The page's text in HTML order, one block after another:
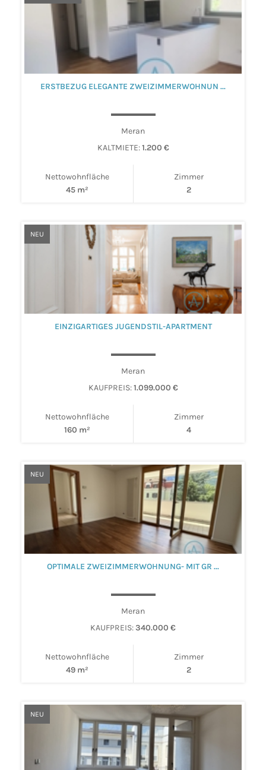
ERSTBEZUG ELEGANTE ZWEIZIMMERWOHNUN ...
Meran
KALTMIETE: 1.200 €
Nettowohnfläche
45 m²
Zimmer
2
NEU
EINZIGARTIGES JUGENDSTIL-APARTMENT
Meran
KAUFPREIS: 1.099.000 €
Nettowohnfläche
160 m²
Zimmer
4
NEU
OPTIMALE ZWEIZIMMERWOHNUNG- MIT GR ...
Meran
KAUFPREIS:340.000 €
Nettowohnfläche
49 m²
Zimmer
2
NEU